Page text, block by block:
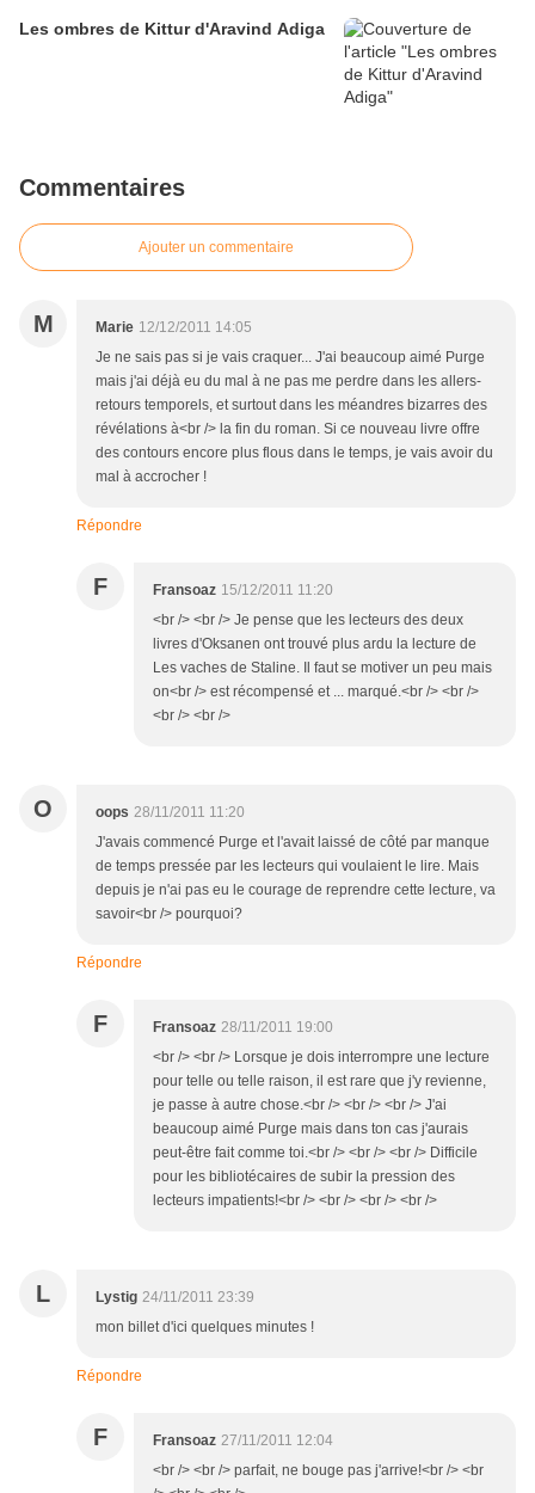
Les ombres de Kittur d'Aravind Adiga
Commentaires
Ajouter un commentaire
M Marie 12/12/2011 14:05
Je ne sais pas si je vais craquer... J'ai beaucoup aimé Purge
mais j'ai déjà eu du mal à ne pas me perdre dans les allers-
retours temporels, et surtout dans les méandres bizarres des
révélations à<br /> la fin du roman. Si ce nouveau livre offre
des contours encore plus flous dans le temps, je vais avoir du
mal à accrocher !
Répondre
F Fransoaz 15/12/2011 11:20
<br /> <br /> Je pense que les lecteurs des deux
livres d'Oksanen ont trouvé plus ardu la lecture de
Les vaches de Staline. Il faut se motiver un peu mais
on<br /> est récompensé et ... marqué.<br /> <br />
<br /> <br />
O oops 28/11/2011 11:20
J'avais commencé Purge et l'avait laissé de côté par manque
de temps pressée par les lecteurs qui voulaient le lire. Mais
depuis je n'ai pas eu le courage de reprendre cette lecture, va
savoir<br /> pourquoi?
Répondre
F Fransoaz 28/11/2011 19:00
<br /> <br /> Lorsque je dois interrompre une lecture
pour telle ou telle raison, il est rare que j'y revienne,
je passe à autre chose.<br /> <br /> <br /> J'ai
beaucoup aimé Purge mais dans ton cas j'aurais
peut-être fait comme toi.<br /> <br /> <br /> Difficile
pour les bibliotécaires de subir la pression des
lecteurs impatients!<br /> <br /> <br /> <br />
L Lystig 24/11/2011 23:39
mon billet d'ici quelques minutes !
Répondre
F Fransoaz 27/11/2011 12:04
<br /> <br /> parfait, ne bouge pas j'arrive!<br /> <br